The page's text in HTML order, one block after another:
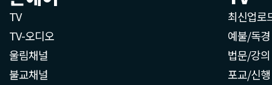
TV
TV-오디오
울림채널
불교채널
최신업로
예불/독경
법문/강의
포교/신행